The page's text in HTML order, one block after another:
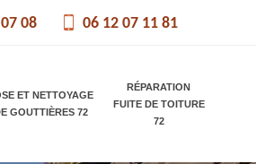
08 06 12 07 11 81
ET NETTOYAGE
GOUTTIÈRES 72
RÉPARATION
FUITE DE TOITURE
72